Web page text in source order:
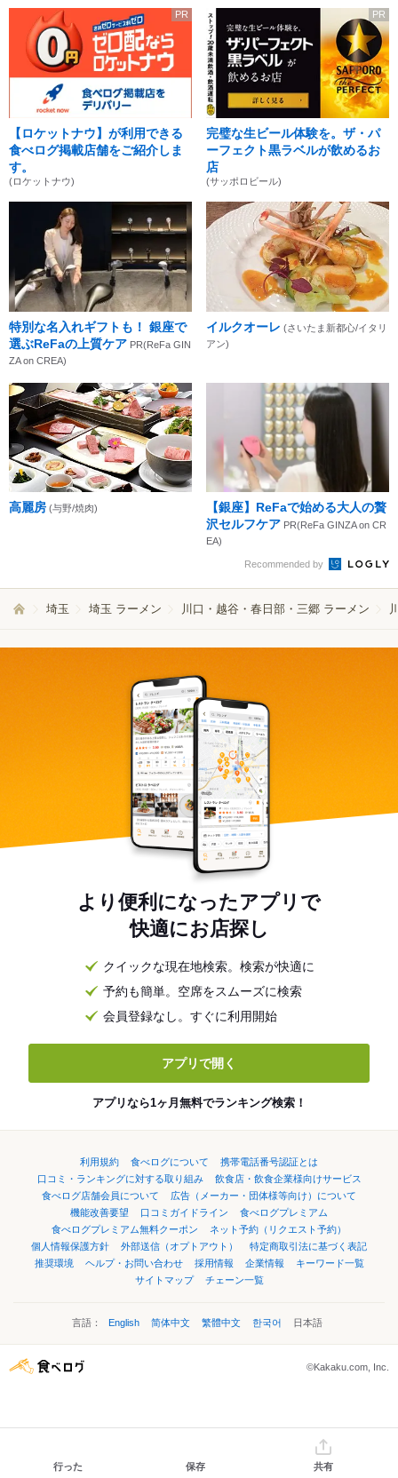
PR
【ロケットナウ】が利用できる
食べログ掲載店舗をご紹介しま
す。
(ロケットナウ)
PR
完璧な生ビール体験を。ザ・パ
ーフェクト黒ラベルが飲めるお
店
(サッポロビール)
特別な名入れギフトも！ 銀座で
選ぶReFaの上質ケア PR(ReFa GIN
ZA on CREA)
イルクオーレ (さいたま新都心/イタリ
アン)
高麗房 (与野/焼肉)
【銀座】ReFaで始める大人の贅
沢セルフケア PR(ReFa GINZA on CR
EA)
Recommended by
埼玉 埼玉 ラーメン 川口・越谷・春日部・三郷 ラーメン
より便利になったアプリで
快適にお店探し
クイックな現在地検索。検索が快適に
予約も簡単。空席をスムーズに検索
会員登録なし。すぐに利用開始
アプリで開く
アプリなら1ヶ月無料でランキング検索！
利用規約 食べログについて
携帯電話番号認証とは
口コミ・ランキングに対する取り組み
飲食店・飲食企業様向けサービス
食べログ店舗会員について
広告（メーカー・団体様等向け）について
機能改善要望
口コミガイドライン
食べログプレミアム
食べログプレミアム無料クーポン
ネット予約（リクエスト予約）
個人情報保護方針
外部送信（オプトアウト）
特定商取引法に基づく表記
推奨環境
ヘルプ・お問い合わせ 採用情報 企業情報
キーワード一覧
サイトマップ
チェーン一覧
言語： English 简体中文 繁體中文 한국어 日本語
©Kakaku.com, Inc.
行った 保存 共有